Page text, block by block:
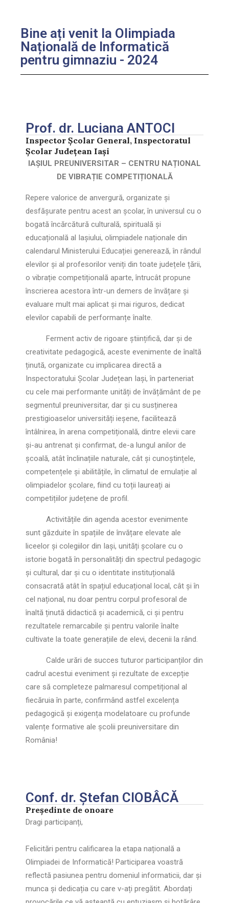
Bine ați venit la Olimpiada
Națională de Informatică
pentru gimnaziu - 2024
Prof. dr. Luciana ANTOCI
Inspector Școlar General, Inspectoratul
Școlar Județean Iași
IAȘIUL PREUNIVERSITAR – CENTRU NAȚIONAL
DE VIBRAȚIE COMPETIȚIONALĂ
Repere valorice de anvergură, organizate și
desfășurate pentru acest an școlar, în universul cu o
bogată încărcătură culturală, spirituală și
educațională al Iașiului, olimpiadele naționale din
calendarul Ministerului Educației generează, în rândul
elevilor și al profesorilor veniți din toate județele țării,
o vibrație competițională aparte, întrucât propune
înscrierea acestora într-un demers de învățare și
evaluare mult mai aplicat și mai riguros, dedicat
elevilor capabili de performanțe înalte.
Ferment activ de rigoare științifică, dar și de
creativitate pedagogică, aceste evenimente de înaltă
ținută, organizate cu implicarea directă a
Inspectoratului Școlar Județean Iași, în parteneriat
cu cele mai performante unități de învățământ de pe
segmentul preuniversitar, dar și cu susținerea
prestigioaselor universități ieșene, facilitează
întâlnirea, în arena competițională, dintre elevii care
și-au antrenat și confirmat, de-a lungul anilor de
școală, atât înclinațiile naturale, cât și cunoștințele,
competențele și abilitățile, în climatul de emulație al
olimpiadelor școlare, fiind cu toții laureați ai
competițiilor județene de profil.
Activitățile din agenda acestor evenimente
sunt găzduite în spațiile de învățare elevate ale
liceelor și colegiilor din Iași, unități școlare cu o
istorie bogată în personalități din spectrul pedagogic
și cultural, dar și cu o identitate instituțională
consacrată atât în spațiul educațional local, cât și în
cel național, nu doar pentru corpul profesoral de
înaltă ținută didactică și academică, ci și pentru
rezultatele remarcabile și pentru valorile înalte
cultivate la toate generațiile de elevi, decenii la rând.
Calde urări de succes tuturor participanților din
cadrul acestui eveniment și rezultate de excepție
care să completeze palmaresul competițional al
fiecăruia în parte, confirmând astfel excelența
pedagogică și exigența modelatoare cu profunde
valențe formative ale școlii preuniversitare din
România!
Conf. dr. Ștefan CIOBÂCĂ
Președinte de onoare
Dragi participanți,
Felicitări pentru calificarea la etapa națională a
Olimpiadei de Informatică! Participarea voastră
reflectă pasiunea pentru domeniul informaticii, dar și
munca și dedicația cu care v-ați pregătit. Abordați